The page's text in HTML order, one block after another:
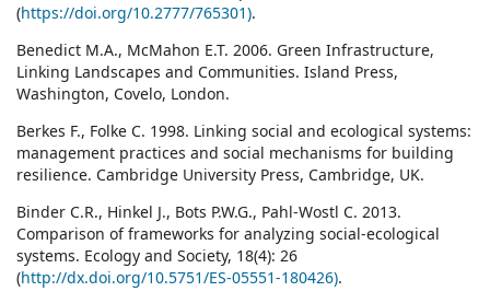
(https://doi.org/10.2777/765301).
Benedict M.A., McMahon E.T. 2006. Green Infrastructure,
Linking Landscapes and Communities. Island Press,
Washington, Covelo, London.
Berkes F., Folke C. 1998. Linking social and ecological systems:
management practices and social mechanisms for building
resilience. Cambridge University Press, Cambridge, UK.
Binder C.R., Hinkel J., Bots P.W.G., Pahl-Wostl C. 2013.
Comparison of frameworks for analyzing social-ecological
systems. Ecology and Society, 18(4): 26
(http://dx.doi.org/10.5751/ES-05551-180426).